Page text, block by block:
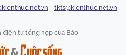
- tkts@kienthuc.net.vn
điện tử tổng hợp của Báo